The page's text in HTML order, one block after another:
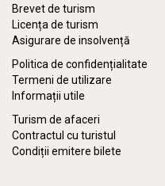
Brevet de turism
Licența de turism
Asigurare de insolvență
Politica de confidențialitate
Termeni de utilizare
Informații utile
Turism de afaceri
Contractul cu turistul
Condiții emitere bilete